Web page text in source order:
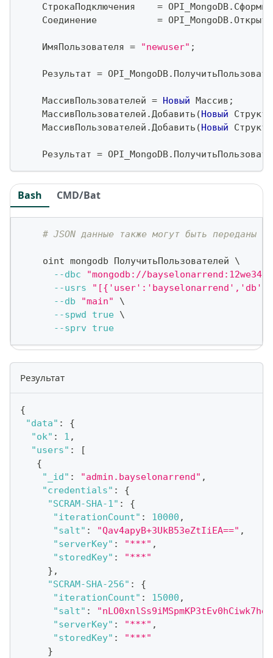
    СтрокаПодключения
= OPI_MongoDB.
    Соединение
= OPI_MongoDB.
    ИмяПользователя
= "newuser" ;
    Результат
= OPI_MongoDB.
    МассивПользователей
= Новый Массив ;
    МассивПользователей
.Добавить (Новый
    МассивПользователей
.Добавить (Новый
    Результат
= OPI_MongoDB.
Bash CMD/Bat
# JSON данные также могут быть переданы
    oint mongodb ПолучитьПользователей
\
--dbc
"mongodb://
--usrs
--db
"main"
\
--spwd
true \
--sprv
true
Результат
{
"data" :
{
"ok" : 1 ,
"users" :
[
{
"_id" : "admin.bayselonarrend" ,
"credentials" :
{
"SCRAM-SHA-1" :
{
"iterationCount" : 10000 ,
"salt" : "Qav4apyB+3UkB53eZtIiEA==" ,
"serverKey" : "***" ,
"storedKey" :
"***"
} ,
"SCRAM-SHA-256" :
{
"iterationCount" : 15000 ,
"salt" :
"serverKey" : "***" ,
"storedKey" :
"***"
}